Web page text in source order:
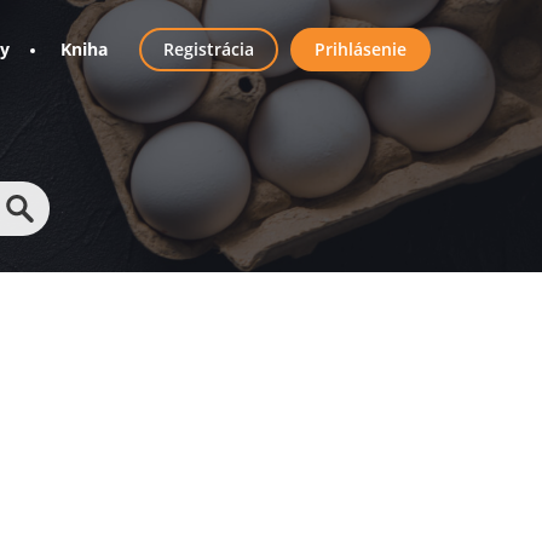
Kniha
User
account
menu
Registrácia Prihlásenie